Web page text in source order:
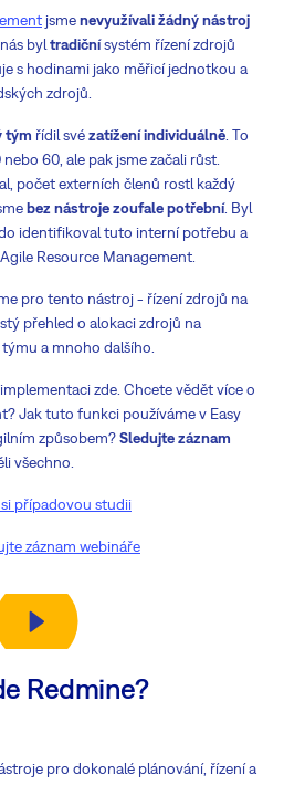
jsmenevyužívali žádný nástroj
nás byltradičnísystém řízení zdrojů
s hodinami jako měřicí jednotkou a
zdrojů.
tým řídil svézatížení individuálně . To
60, ale pak jsme začali růst.
počet externích členů rostl každý
bez nástroje zoufale potřební. Byl
identifikoval tuto interní potřebu a
Resource Management.
pro tento nástroj - řízení zdrojů na
přehled o alokaci zdrojů na
a mnoho dalšího.
zde. Chcete vědět více o
Jak tuto funkci používáme v Easy
způsobem?Sledujte záznam
všechno.
případovou studii
záznam webináře
Redmine?
pro dokonalé plánování, řízení a